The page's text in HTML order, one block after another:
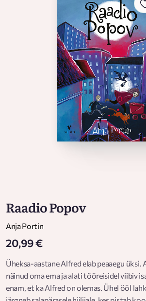
Raadio Popov
Anja Portin
20,99 €
Üheksa-aastane Alfred elab peaaegu üksi.
näinud oma ema ja alati tööreisidel viibiv
enam, et ka Alfred on olemas. Ühel ööl